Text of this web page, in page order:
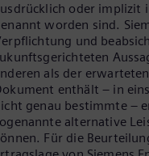
oder implizit
worden sind.
und
als der
enthält – in
genau bestimmte –
alternative
Für die